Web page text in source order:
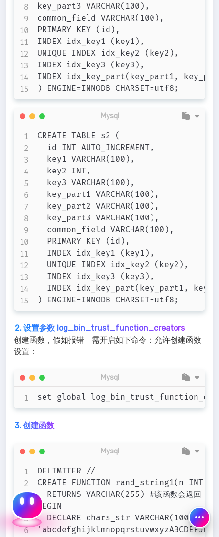
key_part3 VARCHAR(100),
common_field VARCHAR(100),
PRIMARY KEY (id),
INDEX idx_key1 (key1),
UNIQUE INDEX idx_key2 (key2),
INDEX idx_key3 (key3),
INDEX idx_key_part(key_part1,
CREATE TABLE s2 (
Mysql
2. 设置参数 log_bin_trust_function_creators
创建函数，假如报错，需开启如下命令：允许创建函数
设置：
Mysql
3. 创建函数
DELIMITER //
CREATE FUNCTION rand_string1(n INT)
	RETURNS VARCHAR(255) #该函数会返回一个字符串
BEGIN
	DECLARE chars_str VARCHAR(100) DEFAULT
Mysql